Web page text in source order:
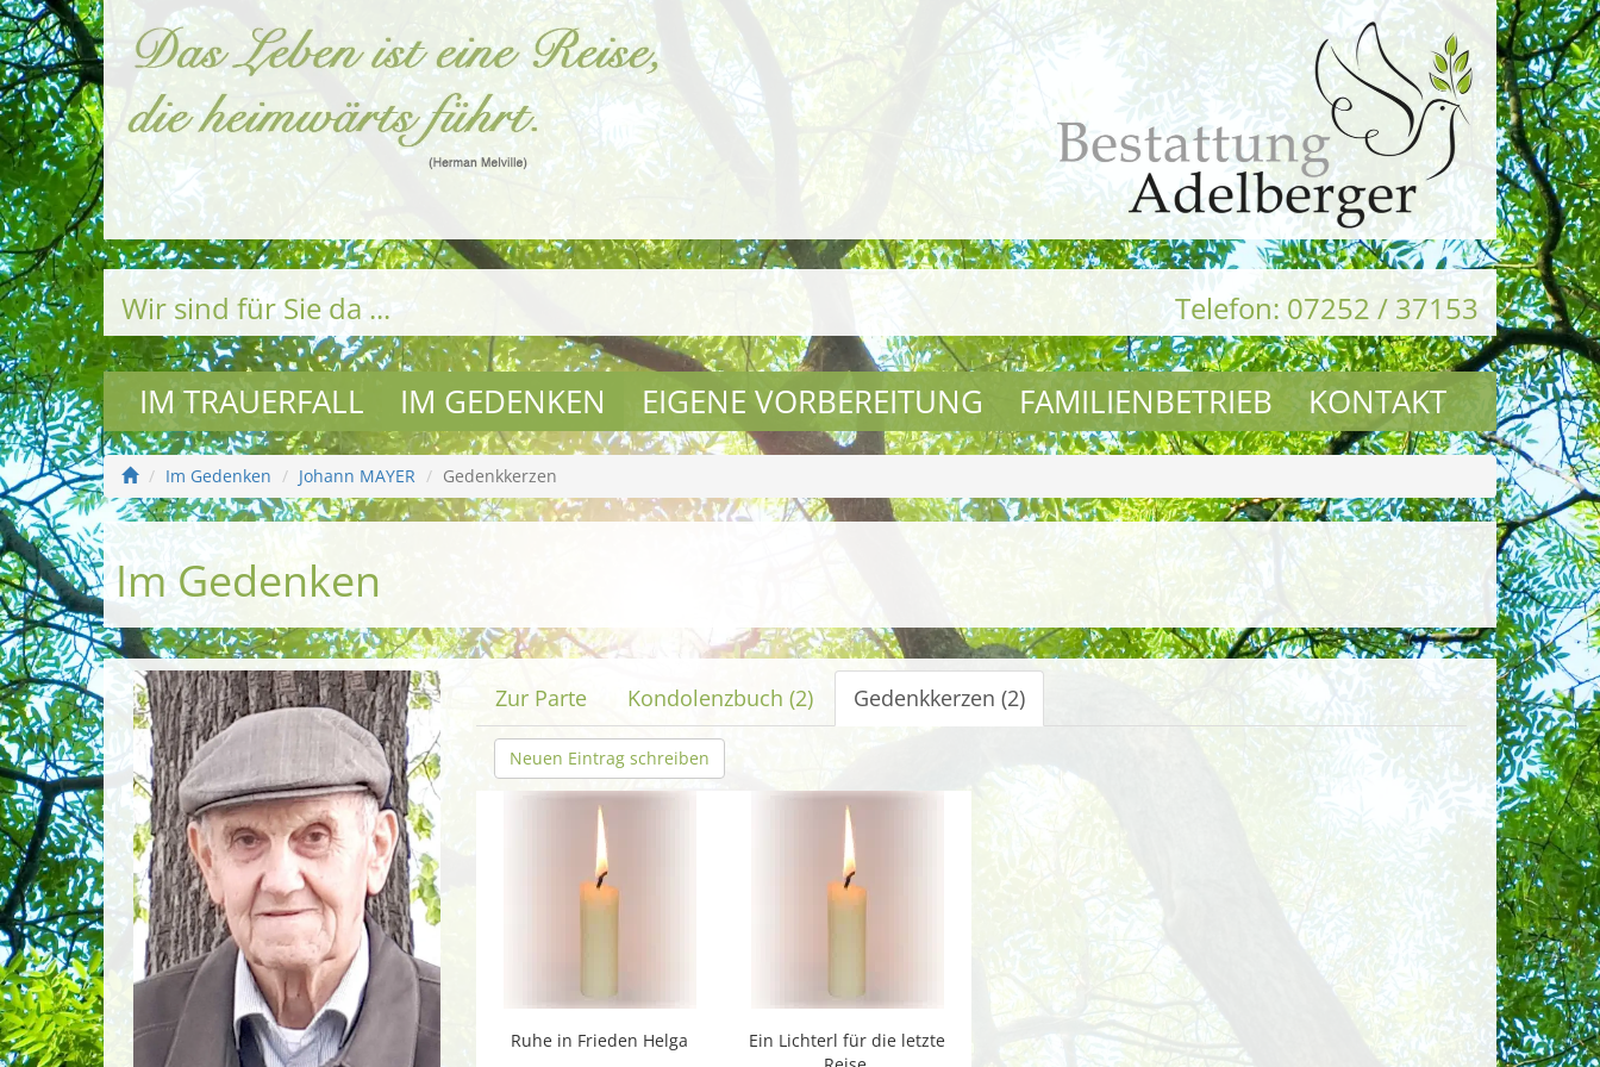
Wir sind für Sie da ... Telefon: 07252 / 37153
IM TRAUERFALL IM GEDENKEN EIGENE VORBEREITUNG FAMILIENBETRIEB KONTAKT
Im Gedenken Johann MAYER Gedenkkerzen
Im Gedenken
Zur Parte Kondolenzbuch (2) Gedenkkerzen (2)
Neuen Eintrag schreiben
Ruhe in Frieden Helga
Ein Lichterl für die letzte